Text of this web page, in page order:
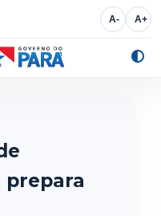
A- A+
prepara